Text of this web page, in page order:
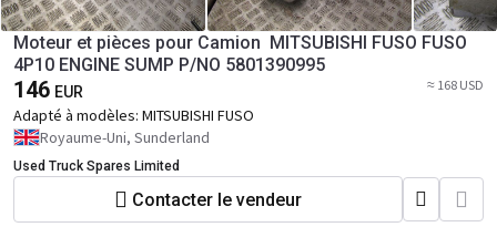
Moteur et pièces pour Camion MITSUBISHI FUSO FUSO
4P10 ENGINE SUMP P/NO 5801390995
146 EUR ≈ 168 USD
Adapté à modèles: MITSUBISHI FUSO
Royaume-Uni, Sunderland
Used Truck Spares Limited
Contacter le vendeur